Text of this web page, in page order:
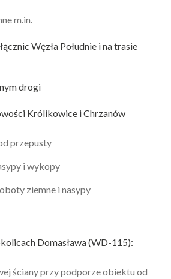
m.in.
Węzła Południe i na trasie
drogi
Królikowice i Chrzanów
przepusty
i wykopy
ziemne i nasypy
Domasława (WD-115):
ściany przy podporze obiektu od